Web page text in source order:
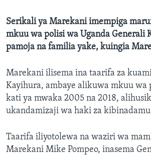
Serikali ya Marekani imempiga
mkuu wa polisi wa Uganda Generali
pamoja na familia yake, kuingia
Marekani ilisema ina taarifa za
Kayihura, ambaye alikuwa mkuu wa
kati ya mwaka 2005 na 2018,
ukandamizaji wa haki za
Taarifa iliyotolewa na waziri wa
Marekani Mike Pompeo, inasema